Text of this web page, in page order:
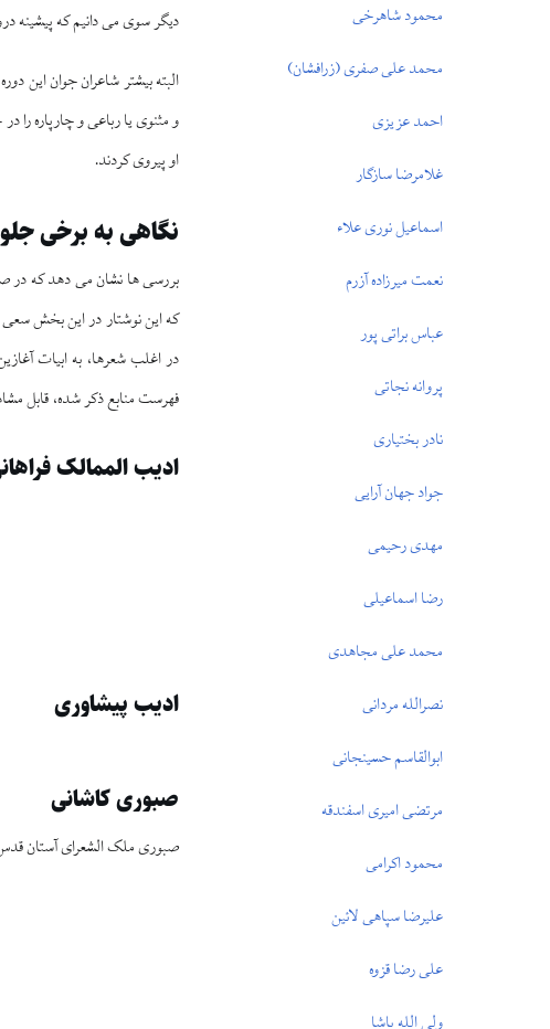
محمود شاهرخى
محمد على صفرى (زرافشان)
احمد عزيزى
غلام‏رضا سازگار
اسماعيل نورى علاء
نعمت ميرزاده آزرم
عباس براتى‏ پور
پروانه نجاتى
نادر بختيارى
جواد جهان ‏آرايى
مهدى رحيمى
رضا اسماعيلى
محمد على مجاهدى
نصرالله مردانى
ابوالقاسم حسينجانى
مرتضى اميرى اسفندقه
محمود اكرامى
علی‏رضا سپاهى لائين
على رضا قزوه
ديگر سوى مى‏ دانيم كه پيشينه
البته بيشتر شاعران جوان اين
و مثنوى يا رباعى و چارپاره را
او پيروى كردند.
نگاهى به برخى
كه اين نوشتار در اين بخش سعى
در اغلب شعرها، به ابيات
فهرست منابع ذكر شده، قابل
اديب الممالک
اديب پيشاورى
صبورى كاشانى
صبورى ملک ‏الشعراى آستان قدس